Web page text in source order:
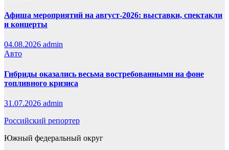
Афиша мероприятий на август-2026: выставки, спектакли
и концерты
04.08.2026 admin
Авто
Гибриды оказались весьма востребованными на фоне
топливного кризиса
31.07.2026 admin
Российский репортер
Южный федеральный округ